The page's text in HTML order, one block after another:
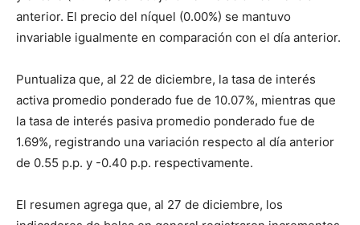
anterior. El precio del níquel (0.00%) se mantuvo
invariable igualmente en comparación con el día anterior.
Puntualiza que, al 22 de diciembre, la tasa de interés
activa promedio ponderado fue de 10.07%, mientras que
la tasa de interés pasiva promedio ponderado fue de
1.69%, registrando una variación respecto al día anterior
de 0.55 p.p. y -0.40 p.p. respectivamente.
El resumen agrega que, al 27 de diciembre, los